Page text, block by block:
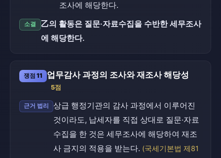
조사에 해당한다.
소결
乙의 활동은 질문·자료수집을 수반한 세무조사
에 해당한다.
쟁점 11 업무감사 과정의 조사와 재조사 해당성
5점
근거 법리
상급 행정기관의 감사 과정에서 이루어진
것이라도, 납세자를 직접 상대로 질문·자료
수집을 한 것은 세무조사에 해당하여 재조
사 금지의 적용을 받는다. (국세기본법 제81